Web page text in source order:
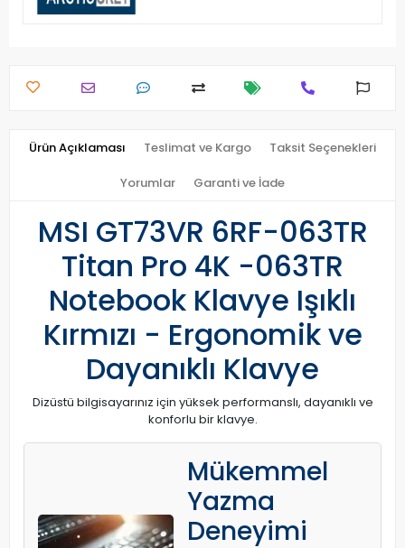
Ürün Açıklaması Teslimat ve Kargo Taksit Seçenekleri
Yorumlar Garanti ve İade
MSI GT73VR 6RF-063TR
Titan Pro 4K -063TR
Notebook Klavye Işıklı
Kırmızı - Ergonomik ve
Dayanıklı Klavye
Dizüstü bilgisayarınız için yüksek performanslı, dayanıklı ve
konforlu bir klavye.
Mükemmel
Yazma
Deneyimi